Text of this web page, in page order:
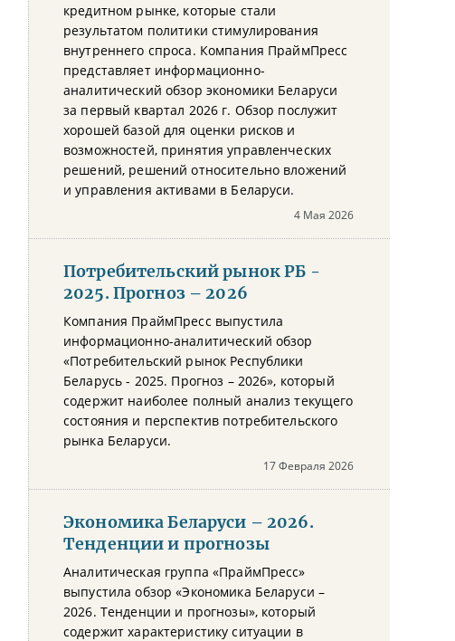
кредитном рынке, которые стали
результатом политики стимулирования
внутреннего спроса. Компания ПраймПресс
представляет информационно-
аналитический обзор экономики Беларуси
за первый квартал 2026 г. Обзор послужит
хорошей базой для оценки рисков и
возможностей, принятия управленческих
решений, решений относительно вложений
и управления активами в Беларуси.
4 Мая 2026
Потребительский рынок РБ -
2025. Прогноз – 2026
Компания ПраймПресс выпустила
информационно-аналитический обзор
«Потребительский рынок Республики
Беларусь - 2025. Прогноз – 2026», который
содержит наиболее полный анализ текущего
состояния и перспектив потребительского
рынка Беларуси.
17 Февраля 2026
Экономика Беларуси – 2026.
Тенденции и прогнозы
Аналитическая группа «ПраймПресс»
выпустила обзор «Экономика Беларуси –
2026. Тенденции и прогнозы», который
содержит характеристику ситуации в